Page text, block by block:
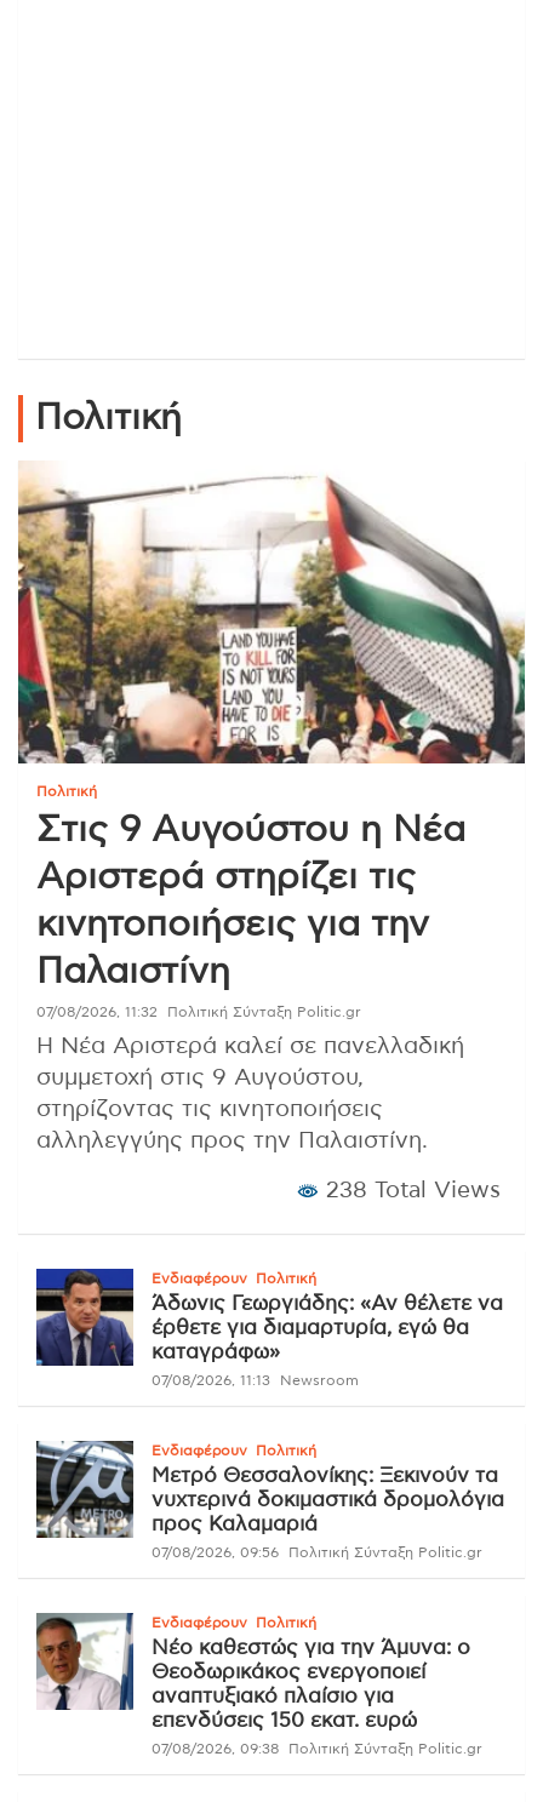
Πολιτική
Πολιτική
Στις 9 Αυγούστου η Νέα
Αριστερά στηρίζει τις
κινητοποιήσεις για την
Παλαιστίνη
07/08/2026, 11:32 Πολιτική Σύνταξη Politic.gr
Η Νέα Αριστερά καλεί σε πανελλαδική
συμμετοχή στις 9 Αυγούστου,
στηρίζοντας τις κινητοποιήσεις
αλληλεγγύης προς την Παλαιστίνη.
238 Total Views
Ενδιαφέρουν Πολιτική
Άδωνις Γεωργιάδης: «Αν θέλετε να
έρθετε για διαμαρτυρία, εγώ θα
καταγράφω»
07/08/2026, 11:13 Newsroom
Ενδιαφέρουν Πολιτική
Μετρό Θεσσαλονίκης: Ξεκινούν τα
νυχτερινά δοκιμαστικά δρομολόγια
προς Καλαμαριά
07/08/2026, 09:56 Πολιτική Σύνταξη Politic.gr
Ενδιαφέρουν Πολιτική
Νέο καθεστώς για την Άμυνα: ο
Θεοδωρικάκος ενεργοποιεί
αναπτυξιακό πλαίσιο για
επενδύσεις 150 εκατ. ευρώ
07/08/2026, 09:38 Πολιτική Σύνταξη Politic.gr